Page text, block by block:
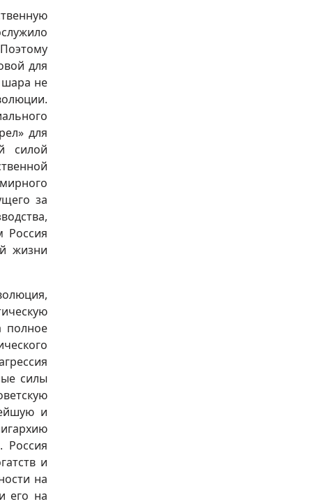
для
не
для
силой
за
Россия
жизни
полное
силы
и
Россия
и
на
его на